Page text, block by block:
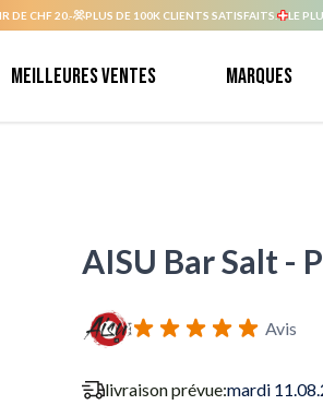
DE CHF 20.- PLUS DE 100K CLIENTS SATISFAITS. LE
Meilleures ventes Marques
AISU Bar Salt -
Avis
livraison prévue:mardi